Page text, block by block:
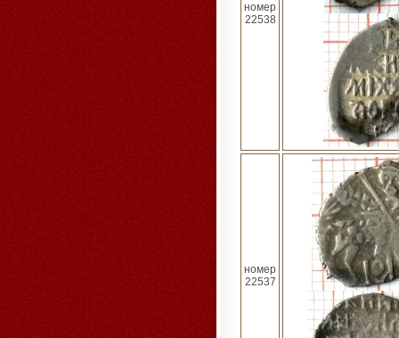
номер
22538
номер
22537